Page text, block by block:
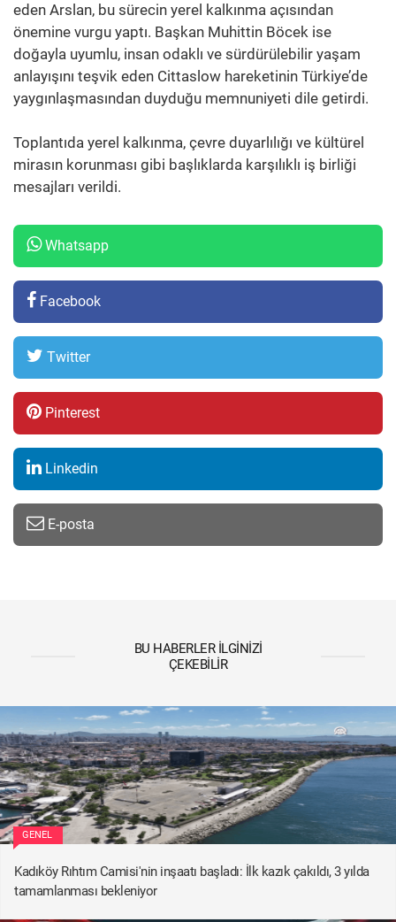
eden Arslan, bu sürecin yerel kalkınma açısından
önemine vurgu yaptı. Başkan Muhittin Böcek ise
doğayla uyumlu, insan odaklı ve sürdürülebilir yaşam
anlayışını teşvik eden Cittaslow hareketinin Türkiye’de
yaygınlaşmasından duyduğu memnuniyeti dile getirdi.
Toplantıda yerel kalkınma, çevre duyarlılığı ve kültürel
mirasın korunması gibi başlıklarda karşılıklı iş birliği
mesajları verildi.
Whatsapp
Facebook
Twitter
Pinterest
Linkedin
E-posta
BU HABERLER İLGINIZI
ÇEKEBILIR
GENEL
Kadıköy Rıhtım Camisi'nin inşaatı başladı: İlk kazık çakıldı, 3 yılda
tamamlanması bekleniyor